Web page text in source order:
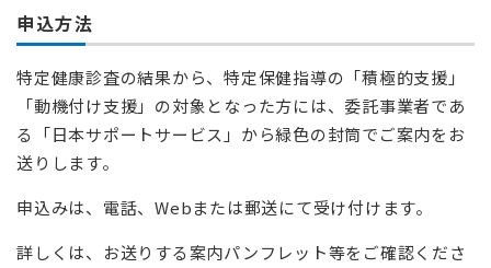
申込方法
特定健康診査の結果から、特定保健指導の「積極的支援」
「動機付け支援」の対象となった方には、委託事業者であ
る「日本サポートサービス」から緑色の封筒でご案内をお
送りします。
申込みは、電話、Webまたは郵送にて受け付けます。
詳しくは、お送りする案内パンフレット等をご確認くださ